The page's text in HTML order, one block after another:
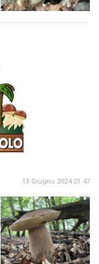
13 Giugno 2024 21:47